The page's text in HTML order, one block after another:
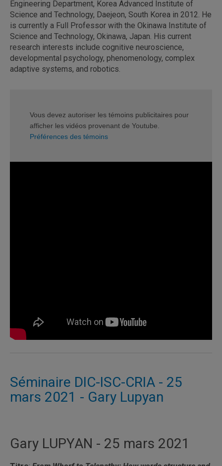
Engineering Department, Korea Advanced Institute of
Science and Technology, Daejeon, South Korea in 2012. He
is currently a Full Professor with the Okinawa Institute of
Science and Technology, Okinawa, Japan. His current
research interests include cognitive neuroscience,
developmental psychology, phenomenology, complex
adaptive systems, and robotics.
Vous devez autoriser les témoins publicitaires pour
afficher les vidéos provenant de Youtube.
Préférences des témoins
Séminaire DIC-ISC-CRIA - 25
mars 2021 - Gary Lupyan
Gary LUPYAN - 25 mars 2021